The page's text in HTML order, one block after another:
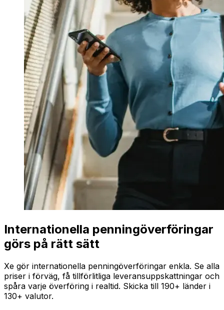
Internationella penningöverföringar
görs på rätt sätt
Xe gör internationella penningöverföringar enkla. Se alla
priser i förväg, få tillförlitliga leveransuppskattningar och
spåra varje överföring i realtid. Skicka till 190+ länder i
130+ valutor.